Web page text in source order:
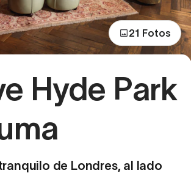
21 Fotos
Hyde Park
de Londres, al lado